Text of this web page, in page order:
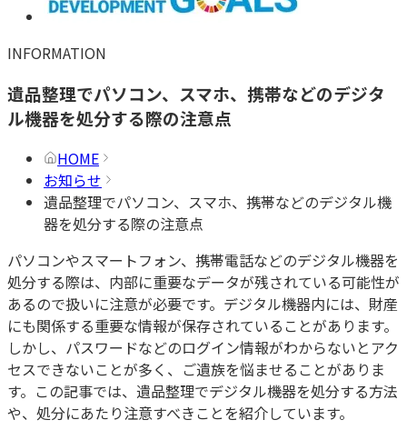
INFORMATION
遺品整理でパソコン、スマホ、携帯などのデジタ
ル機器を処分する際の注意点
HOME
お知らせ
遺品整理でパソコン、スマホ、携帯などのデジタル機
器を処分する際の注意点
パソコンやスマートフォン、携帯電話などのデジタル機器を
処分する際は、内部に重要なデータが残されている可能性が
あるので扱いに注意が必要です。デジタル機器内には、財産
にも関係する重要な情報が保存されていることがあります。
しかし、パスワードなどのログイン情報がわからないとアク
セスできないことが多く、ご遺族を悩ませることがありま
す。この記事では、遺品整理でデジタル機器を処分する方法
や、処分にあたり注意すべきことを紹介しています。